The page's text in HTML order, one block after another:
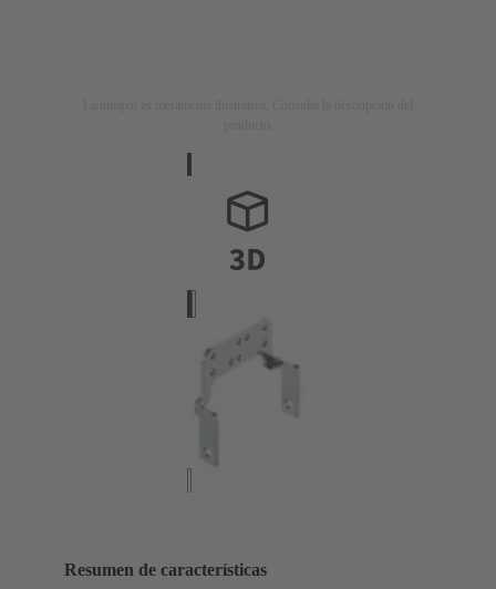
Resumen de características